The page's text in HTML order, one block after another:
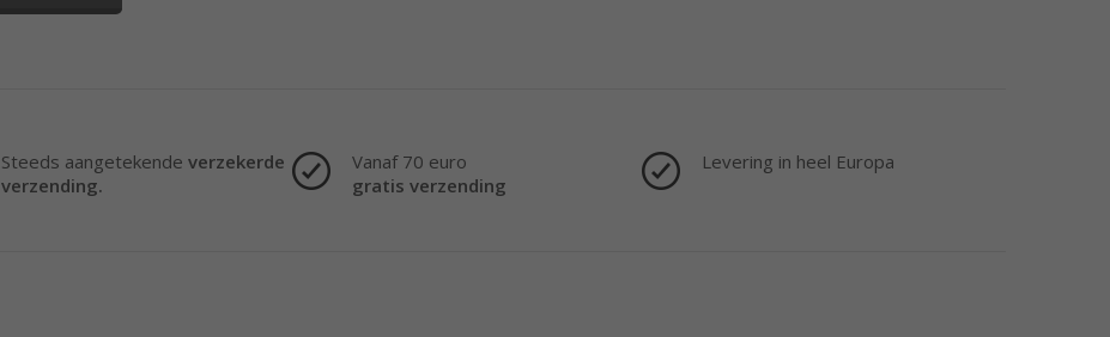
Steeds aangetekendeverzekerde
verzending.
Vanaf 70 euro
gratis verzending
Levering in heel Europa